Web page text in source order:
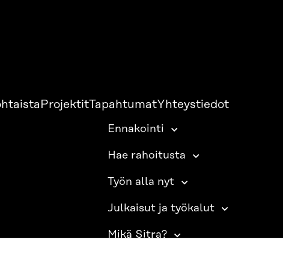
ProjektitTapahtumatYhteystiedot
Ennakointi
Hae rahoitusta
Työn alla nyt
Julkaisut ja työkalut
Mikä Sitra?